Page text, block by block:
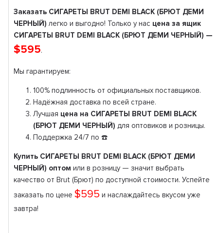
Заказать СИГАРЕТЫ BRUT DEMI BLACK (БРЮТ ДЕМИ
ЧЕРНЫЙ) легко и выгодно! Только у нас цена за ящик
СИГАРЕТЫ BRUT DEMI BLACK (БРЮТ ДЕМИ ЧЕРНЫЙ) —
$595.
Мы гарантируем:
100% подлинность от официальных поставщиков.
Надёжная доставка по всей стране.
Лучшая цена на СИГАРЕТЫ BRUT DEMI BLACK
(БРЮТ ДЕМИ ЧЕРНЫЙ) для оптовиков и розницы.
Поддержка 24/7 по ☎️
Купить СИГАРЕТЫ BRUT DEMI BLACK (БРЮТ ДЕМИ
ЧЕРНЫЙ) оптом или в розницу — значит выбрать
качество от Brut (Брют) по доступной стоимости. Успейте
заказать по цене $595 и наслаждайтесь вкусом уже
завтра!